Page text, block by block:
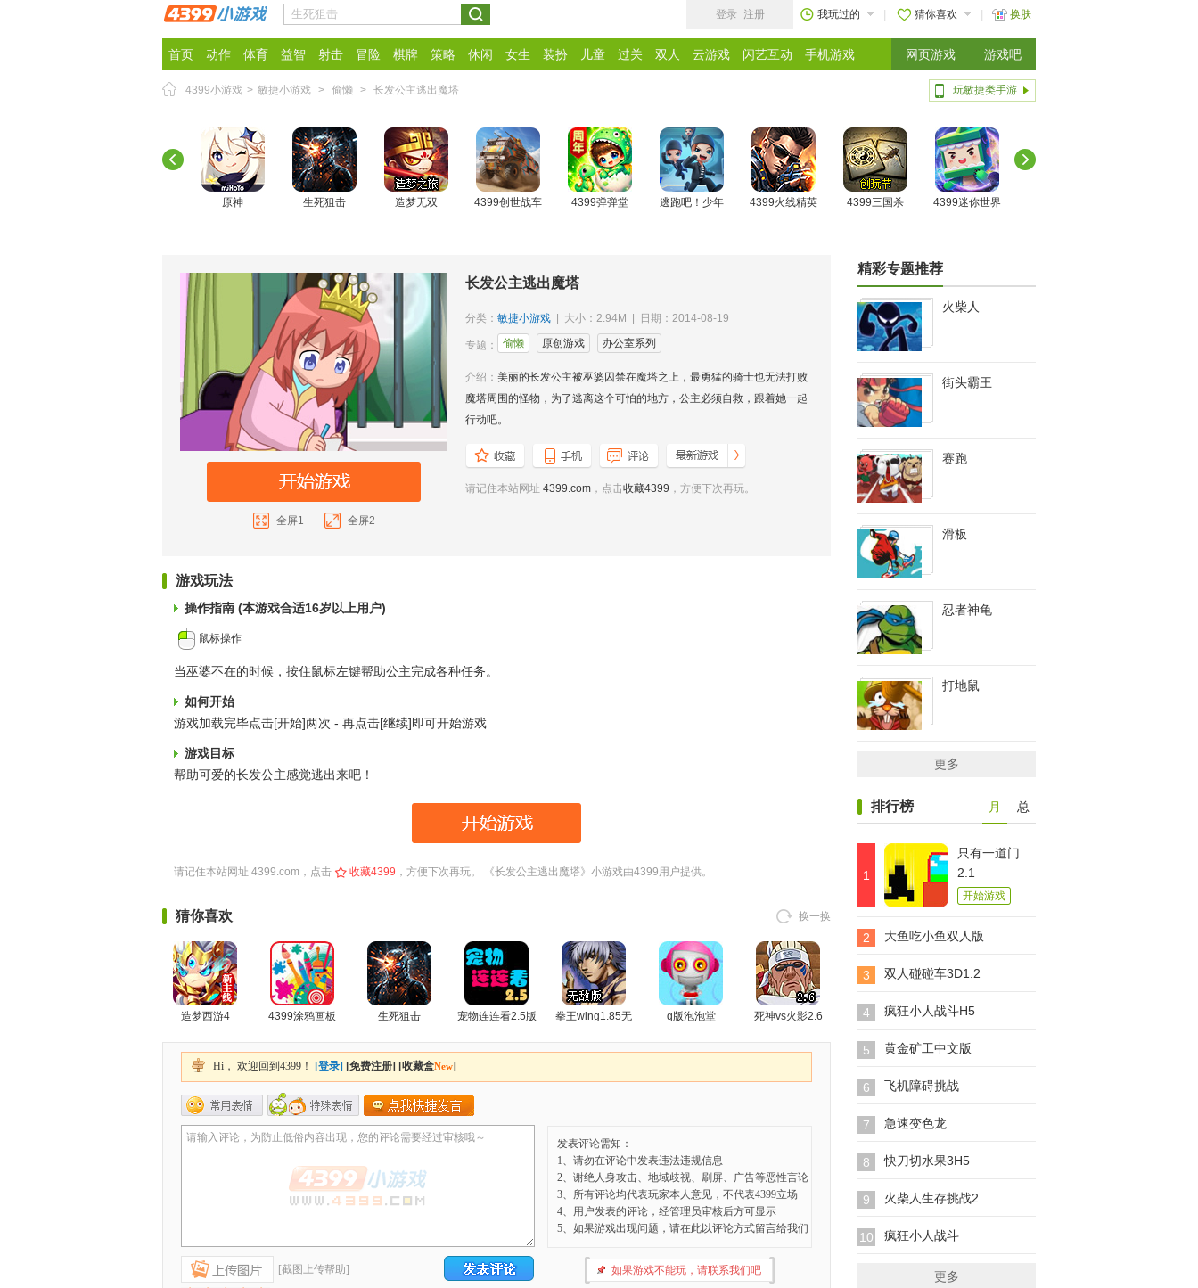
登录 注册 我玩过的 猜你喜欢 换肤
首页 动作 体育 益智 射击 冒险 棋牌 策略 休闲 女生 装扮 儿童 过关 双人 云游戏 闪艺互动 手机游戏 网页游戏 游戏吧
4399小游戏 > 敏捷小游戏 > 偷懒 > 长发公主逃出魔塔 玩敏捷类手游
原神 生死狙击 造梦无双 4399创世战车 4399弹弹堂 逃跑吧！少年 4399火线精英 4399三国杀 4399迷你世界
全屏1 全屏2
长发公主逃出魔塔
分类： 敏捷小游戏 | 大小：2.94M | 日期：2014-08-19
专题： 偷懒 原创游戏 办公室系列
介绍： 美丽的长发公主被巫婆囚禁在魔塔之上，最勇猛的骑士也无法打败
魔塔周围的怪物，为了逃离这个可怕的地方，公主必须自救，跟着她一起
行动吧。
请记住本站网址 4399.com ，点击收藏4399 ，方便下次再玩。
游戏玩法
操作指南 (本游戏合适16岁以上用户)
鼠标操作
当巫婆不在的时候，按住鼠标左键帮助公主完成各种任务。
如何开始
游戏加载完毕点击[开始]两次 - 再点击[继续]即可开始游戏
游戏目标
帮助可爱的长发公主感觉逃出来吧！
请记住本站网址 4399.com ，点击 收藏4399 ，方便下次再玩。 《长发公主逃出魔塔》小游戏由4399用户提供。
猜你喜欢 换一换
造梦西游4 4399涂鸦画板 生死狙击 宠物连连看2.5版
拳王wing1.85无
q版泡泡堂 死神vs火影2.6
精彩专题推荐
火柴人
街头霸王
赛跑
滑板
忍者神龟
打地鼠
更多
排行榜 月 总
1
只有一道门
2.1
开始游戏
2 大鱼吃小鱼双人版
3 双人碰碰车3D1.2
4 疯狂小人战斗H5
5 黄金矿工中文版
6 飞机障碍挑战
7 急速变色龙
8 快刀切水果3H5
9 火柴人生存挑战2
10 疯狂小人战斗
更多